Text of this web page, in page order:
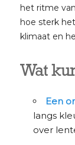
het ritme
hoe sterk
klimaat en
Wat
Een
langs
over